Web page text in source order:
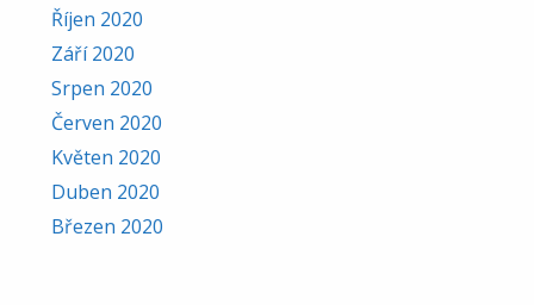
Říjen 2020
Září 2020
Srpen 2020
Červen 2020
Květen 2020
Duben 2020
Březen 2020